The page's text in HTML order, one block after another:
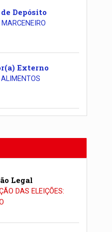
Depósito
Externo
Legal
DAS ELEIÇÕES: